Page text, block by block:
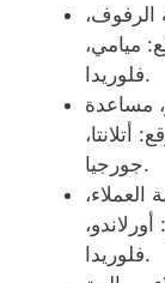
الرفوف،
ميامي،
فلوريدا.
مساعدة
جورجيا.
فلوريدا.